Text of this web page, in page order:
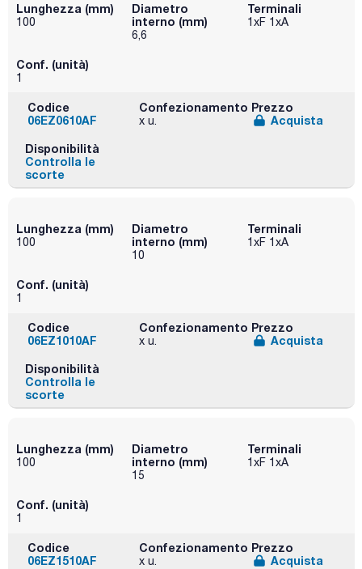
Lunghezza (mm)
100
Diametro
interno (mm)
6,6
Terminali
1xF 1xA
Conf. (unità)
1
Codice
06EZ0610AF
Confezionamento
x u.
Prezzo
Acquista
Disponibilità
Controlla le
scorte
Lunghezza (mm)
100
Diametro
interno (mm)
10
Terminali
1xF 1xA
Conf. (unità)
1
Codice
06EZ1010AF
Confezionamento
x u.
Prezzo
Acquista
Disponibilità
Controlla le
scorte
Lunghezza (mm)
100
Diametro
interno (mm)
15
Terminali
1xF 1xA
Conf. (unità)
1
Codice
06EZ1510AF
Confezionamento
x u.
Prezzo
Acquista